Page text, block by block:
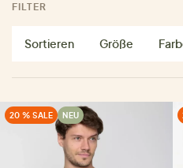
FILTER
Sortieren Größe
20 % SALE NEU